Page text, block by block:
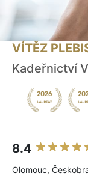
VÍTĚZ
Kadeřnictví
8.4
Olomouc,